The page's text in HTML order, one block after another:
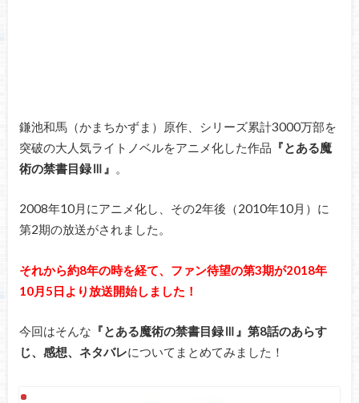
鎌池和馬（かまちかずま）原作、シリーズ累計3000万部を
突破の大人気ライトノベルをアニメ化した作品 『とある魔
術の禁書目録Ⅲ 』 。
2008年10月にアニメ化し、その2年後（2010年10月）に
第2期の放送がされました。
それから約8年の時を経て、ファン待望の第3期が2018年
10月5日より放送開始しました！
今回はそんな 『とある魔術の禁書目録Ⅲ』第8話のあらす
じ、感想、ネタバレについてまとめてみました！